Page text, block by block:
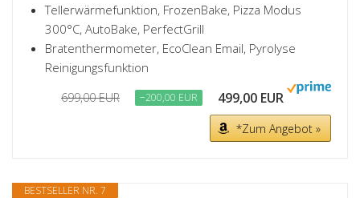
Tellerwärmefunktion, FrozenBake, Pizza Modus
300°C, AutoBake, PerfectGrill
Bratenthermometer, EcoClean Email, Pyrolyse
Reinigungsfunktion
699,00 EUR −200,00 EUR 499,00 EUR
*Zum Angebot »
BESTSELLER NR. 7